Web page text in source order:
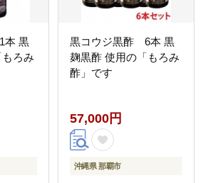
本 黒
ろみ
黒コウジ黒酢 6本 黒
麹黒酢 使用の「もろみ
酢」です
57,000円
沖縄県 那覇市